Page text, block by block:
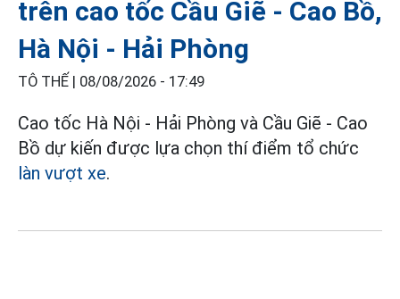
trên cao tốc Cầu Giẽ - Cao Bồ,
Hà Nội - Hải Phòng
TÔ THẾ | 08/08/2026 - 17:49
Cao tốc Hà Nội - Hải Phòng và Cầu Giẽ - Cao
Bồ dự kiến được lựa chọn thí điểm tổ chức
làn vượt xe.